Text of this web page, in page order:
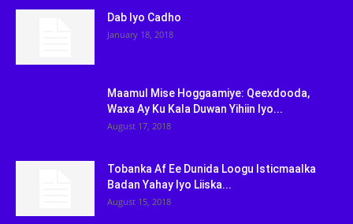
Dab Iyo Cadho
January 18, 2018
Maamul Mise Hoggaamiye: Qeexdooda,
Waxa Ay Ku Kala Duwan Yihiin Iyo...
August 17, 2018
Tobanka Af Ee Dunida Loogu Isticmaalka
Badan Yahay Iyo Liiska...
August 15, 2018